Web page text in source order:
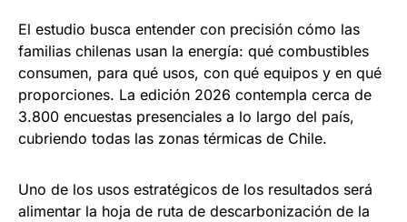
El estudio busca entender con precisión cómo las
familias chilenas usan la energía: qué combustibles
consumen, para qué usos, con qué equipos y en qué
proporciones. La edición 2026 contempla cerca de
3.800 encuestas presenciales a lo largo del país,
cubriendo todas las zonas térmicas de Chile.
Uno de los usos estratégicos de los resultados será
alimentar la hoja de ruta de descarbonización de la